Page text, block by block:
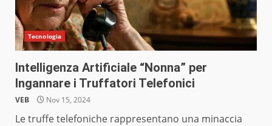
Tecnologia
Intelligenza Artificiale “Nonna” per
Ingannare i Truffatori Telefonici
VEB Nov 15, 2024
Le truffe telefoniche rappresentano una minaccia